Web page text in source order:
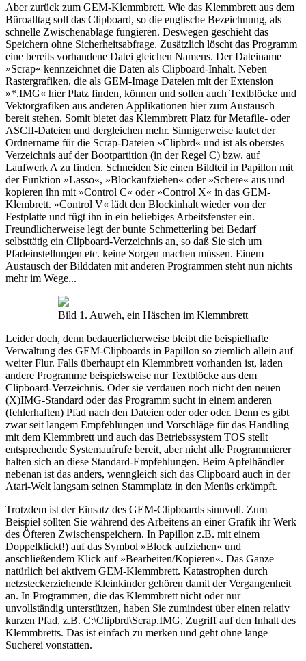
Aber zurück zum GEM-Klemmbrett. Wie das Klemmbrett aus dem
Büroalltag soll das Clipboard, so die englische Bezeichnung, als
schnelle Zwischenablage fungieren. Deswegen geschieht das
Speichern ohne Sicherheitsabfrage. Zusätzlich löscht das Programm
eine bereits vorhandene Datei gleichen Namens. Der Dateiname
»Scrap« kennzeichnet die Daten als Clipboard-Inhalt. Neben
Rastergrafiken, die als GEM-Image Dateien mit der Extension
»*.IMG« hier Platz finden, können und sollen auch Textblöcke und
Vektorgrafiken aus anderen Applikationen hier zum Austausch
bereit stehen. Somit bietet das Klemmbrett Platz für Metafile- oder
ASCII-Dateien und dergleichen mehr. Sinnigerweise lautet der
Ordnername für die Scrap-Dateien »Clipbrd« und ist als oberstes
Verzeichnis auf der Bootpartition (in der Regel C) bzw. auf
Laufwerk A zu finden. Schneiden Sie einen Bildteil in Papillon mit
der Funktion »Lasso«, »Blockaufziehen« oder »Schere« aus und
kopieren ihn mit »Control C« oder »Control X« in das GEM-
Klembrett. »Control V« lädt den Blockinhalt wieder von der
Festplatte und fügt ihn in ein beliebiges Arbeitsfenster ein.
Freundlicherweise legt der bunte Schmetterling bei Bedarf
selbsttätig ein Clipboard-Verzeichnis an, so daß Sie sich um
Pfadeinstellungen etc. keine Sorgen machen müssen. Einem
Austausch der Bilddaten mit anderen Programmen steht nun nichts
mehr im Wege...
Bild 1. Auweh, ein Häschen im Klemmbrett
Leider doch, denn bedauerlicherweise bleibt die beispielhafte
Verwaltung des GEM-Clipboards in Papillon so ziemlich allein auf
weiter Flur. Falls überhaupt ein Klemmbrett vorhanden ist, laden
andere Programme beispielsweise nur Textblöcke aus dem
Clipboard-Verzeichnis. Oder sie verdauen noch nicht den neuen
(X)IMG-Standard oder das Programm sucht in einem anderen
(fehlerhaften) Pfad nach den Dateien oder oder oder. Denn es gibt
zwar seit langem Empfehlungen und Vorschläge für das Handling
mit dem Klemmbrett und auch das Betriebssystem TOS stellt
entsprechende Systemaufrufe bereit, aber nicht alle Programmierer
halten sich an diese Standard-Empfehlungen. Beim Apfelhändler
nebenan ist das anders, wenngleich sich das Clipboard auch in der
Atari-Welt langsam seinen Stammplatz in den Menüs erkämpft.
Trotzdem ist der Einsatz des GEM-Clipboards sinnvoll. Zum
Beispiel sollten Sie während des Arbeitens an einer Grafik ihr Werk
des Öfteren Zwischenspeichern. In Papillon z.B. mit einem
Doppelklickt!) auf das Symbol »Block aufziehen« und
anschließendem Klick auf »Bearbeiten/Kopieren«. Das Ganze
natürlich bei aktivem GEM-Klemmbrett. Katastrophen durch
netzsteckerziehende Kleinkinder gehören damit der Vergangenheit
an. In Programmen, die das Klemmbrett nicht oder nur
unvollständig unterstützen, haben Sie zumindest über einen relativ
kurzen Pfad, z.B. C:\Clipbrd\Scrap.IMG, Zugriff auf den Inhalt des
Klemmbretts. Das ist einfach zu merken und geht ohne lange
Sucherei vonstatten.